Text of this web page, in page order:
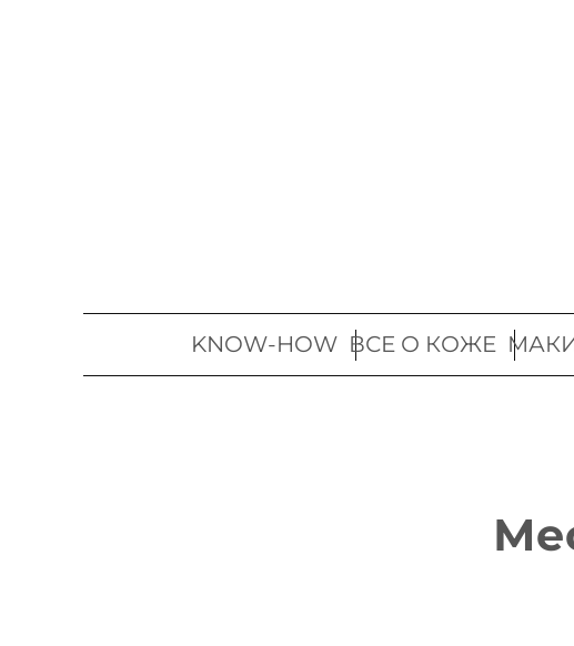
KNOW-HOW ВСЕ О КОЖЕ